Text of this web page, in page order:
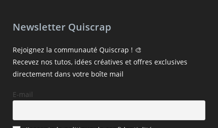
Newsletter Quiscrap
Rejoignez la communauté Quiscrap ! 🎨
Recevez nos tutos, idées créatives et offres exclusives
directement dans votre boîte mail
E-mail